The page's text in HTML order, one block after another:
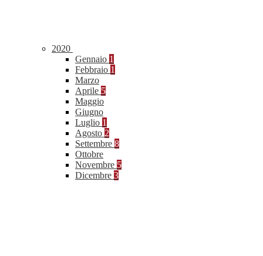
2020
Gennaio 1
Febbraio 1
Marzo
Aprile 5
Maggio
Giugno
Luglio 1
Agosto 2
Settembre 8
Ottobre
Novembre 5
Dicembre 3